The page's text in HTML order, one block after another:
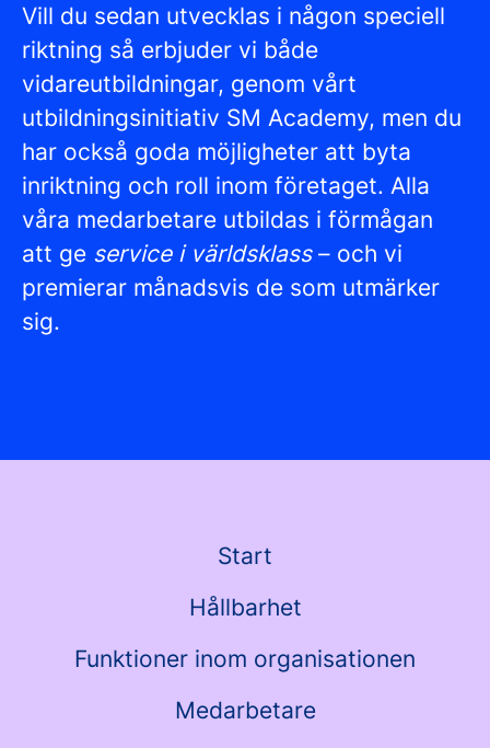
Vill du sedan utvecklas i någon speciell
riktning så erbjuder vi både
vidareutbildningar, genom vårt
utbildningsinitiativ SM Academy, men du
har också goda möjligheter att byta
inriktning och roll inom företaget. Alla
våra medarbetare utbildas i förmågan
att ge service i världsklass– och vi
premierar månadsvis de som utmärker
sig.
Start
Hållbarhet
Funktioner inom organisationen
Medarbetare